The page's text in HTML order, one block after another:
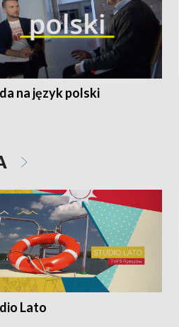
na język polski
Lato